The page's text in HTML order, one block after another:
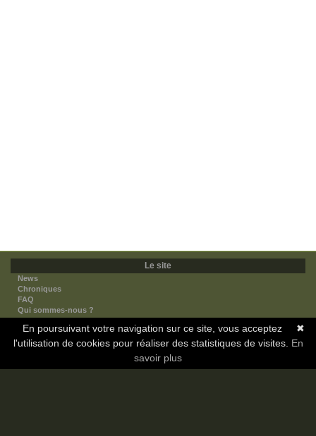
Le site
News
Chroniques
FAQ
Qui sommes-nous ?
Nos partenaires
Faites-nous connaitre
Nous contacter
✖
En poursuivant votre navigation sur ce site, vous acceptez
l'utilisation de cookies pour réaliser des statistiques de visites. En
savoir plus